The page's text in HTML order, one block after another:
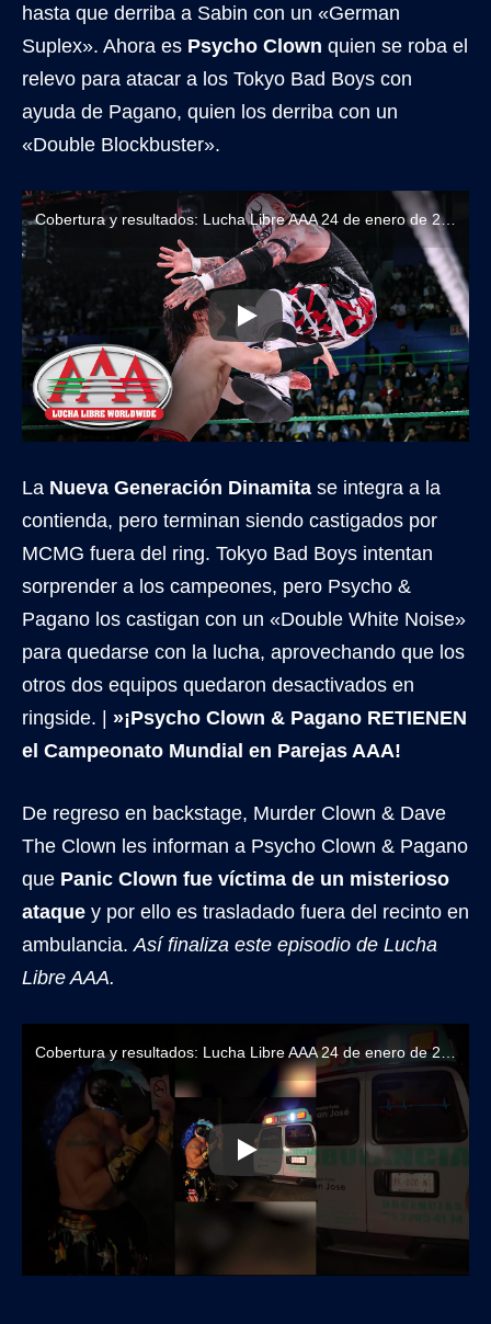
hasta que derriba a Sabin con un «German
Suplex». Ahora es Psycho Clown quien se roba el
relevo para atacar a los Tokyo Bad Boys con
ayuda de Pagano, quien los derriba con un
«Double Blockbuster».
Cobertura y resultados: Lucha Libre AAA 24 de enero de 2026
La Nueva Generación Dinamita se integra a la
contienda, pero terminan siendo castigados por
MCMG fuera del ring. Tokyo Bad Boys intentan
sorprender a los campeones, pero Psycho &
Pagano los castigan con un «Double White Noise»
para quedarse con la lucha, aprovechando que los
otros dos equipos quedaron desactivados en
ringside. | »¡Psycho Clown & Pagano RETIENEN
el Campeonato Mundial en Parejas AAA!
De regreso en backstage, Murder Clown & Dave
The Clown les informan a Psycho Clown & Pagano
que Panic Clown fue víctima de un misterioso
ataque y por ello es trasladado fuera del recinto en
ambulancia.Así finaliza este episodio de Lucha
Libre AAA.